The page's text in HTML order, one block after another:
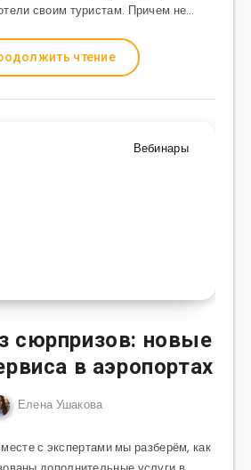
своим туристам. Причем не…
чтение
Вебинары
сюрпризов: новые
в аэропортах
Елена Ушакова
с экспертами мы разберём, как